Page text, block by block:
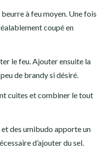
à feu moyen. Une fois
coupé en
le feu. Ajouter ensuite la
de brandy si désiré.
cuites et combiner le tout
des umibudo apporte un
d’ajouter du sel.